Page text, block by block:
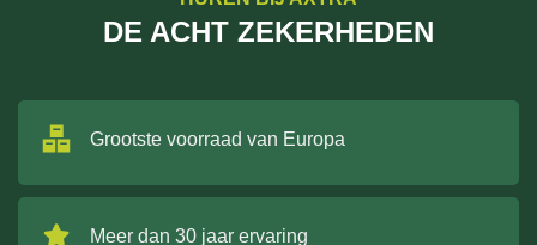
DE ACHT ZEKERHEDEN
Grootste voorraad van Europa
Meer dan 30 jaar ervaring